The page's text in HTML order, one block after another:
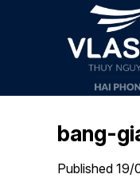
bang-
Published 19/